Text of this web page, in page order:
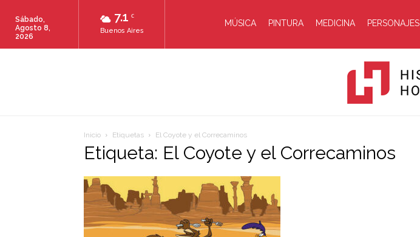
7.1 C
Buenos Aires
Sábado,
Agosto 8,
2026
MÚSICA PINTURA MEDICINA PERSONAJES
Inicio Etiquetas El Coyote y el Correcaminos
Etiqueta: El Coyote y el Correcaminos